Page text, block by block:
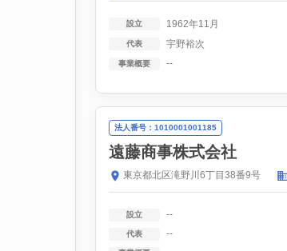
設立 1962年11月
代表 宇野裕次
事業概要 --
法人番号：1010001001185
遠藤商事株式会社
東京都北区滝野川6丁目38番9号
設立 --
代表 --